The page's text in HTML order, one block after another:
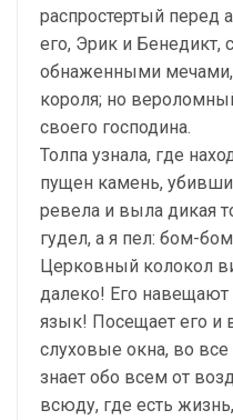
распростертый перед
его, Эрик и Бенедикт,
обнаженными мечами,
короля; но
своего господина.
Толпа узнала, где
пущен камень,
ревела и выла дикая
гудел, а я пел: бом-
Церковный колокол
далеко! Его
язык! Посещает его и
слуховые окна, во все
знает обо всем от
всюду, где есть